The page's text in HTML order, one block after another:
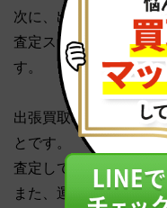
次に、出張買取です。
査定スタッフが自宅に
す。
出張買取のメリットは
とです。
査定している途中でも
また、運搬中の破損を